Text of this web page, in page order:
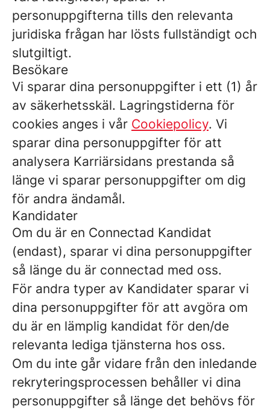
personuppgifterna tills den relevanta
juridiska frågan har lösts fullständigt och
slutgiltigt.
Besökare
Vi sparar dina personuppgifter i ett (1) år
av säkerhetsskäl. Lagringstiderna för
cookies anges i vår Cookiepolicy. Vi
sparar dina personuppgifter för att
analysera Karriärsidans prestanda så
länge vi sparar personuppgifter om dig
för andra ändamål.
Kandidater
Om du är en Connectad Kandidat
(endast), sparar vi dina personuppgifter
så länge du är connectad med oss.
För andra typer av Kandidater sparar vi
dina personuppgifter för att avgöra om
du är en lämplig kandidat för den/de
relevanta lediga tjänsterna hos oss.
Om du inte går vidare från den inledande
rekryteringsprocessen behåller vi dina
personuppgifter så länge det behövs för